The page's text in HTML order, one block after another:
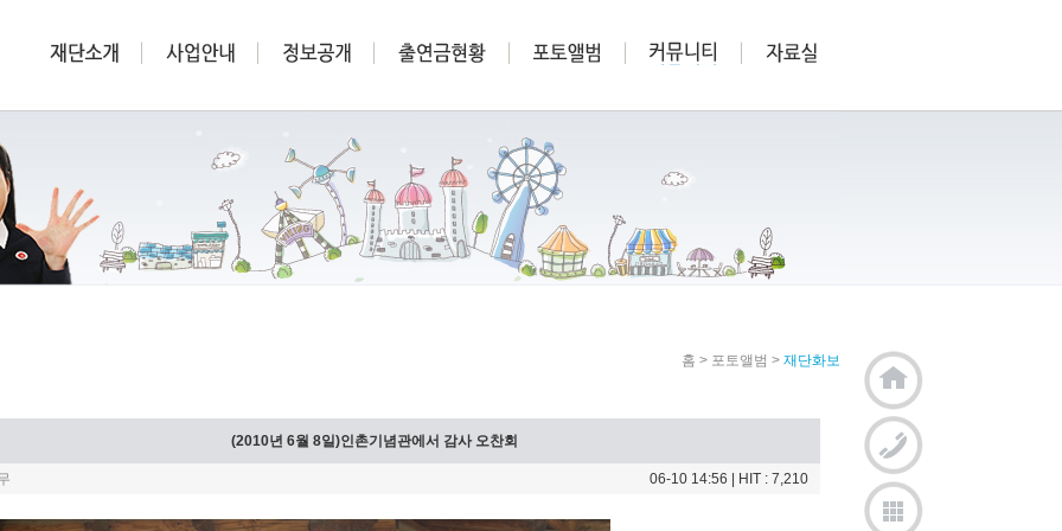
홈 > 포토앨범 > 재단화보
(2010년 6월 8일)인촌기념관에서 감사 오찬회
06-10 14:56 | HIT : 7,210